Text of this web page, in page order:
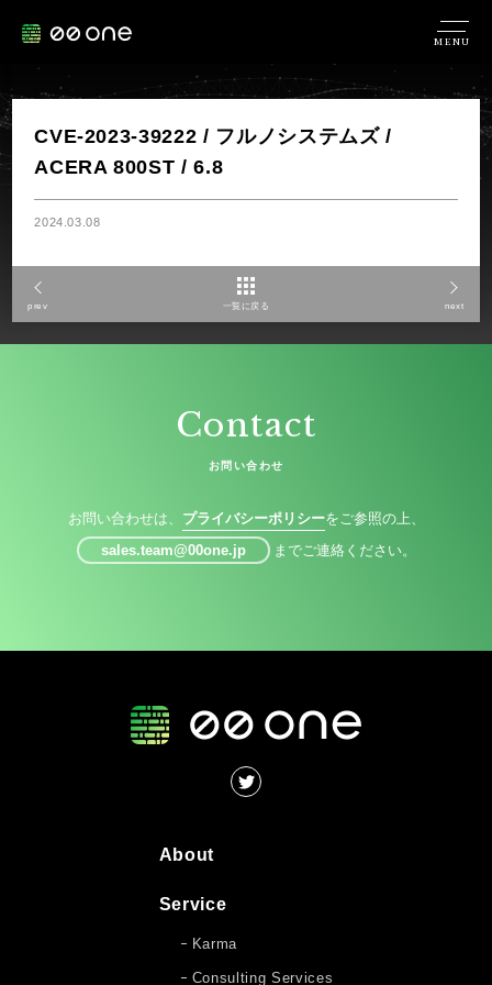
MENU
CVE-2023-39222 / フルノシステムズ /
ACERA 800ST / 6.8
2024.03.08
prev 一覧に戻る next
Contact
お問い合わせ
お問い合わせは、 プライバシーポリシーをご参照の上、
sales.team@00one.jp
までご連絡ください。
About
Service
Karma
Consulting Services